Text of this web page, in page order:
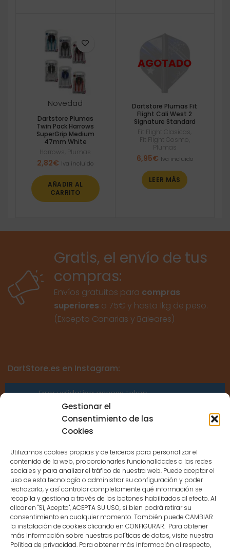
Gestionar el
Consentimiento de las
Cookies
Utilizamos cookies propias y de terceros para personalizar el
contenido de la web, proporcionarles funcionalidades a las redes
sociales y para analizar el tráfico de nuestra web. Puede aceptar el
uso de esta tecnología o administrar su configuración y poder
rechazarla, y así controlar completamente qué información se
recopila y gestiona a través de los botones habilitados al efecto. Al
clicar en "Sí, Acepto", ACEPTA SU USO, si bien podrá retirar su
consentimiento en cualquier momento. También puede CAMBIAR
la instalación de cookies clicando en CONFIGURAR. Para obtener
más información sobre nuestras políticas de datos, visite nuestra
Política de privacidad. Para obtener más información al respecto,
Novedad
Dartstore Plumas
Twin Pack Harrows
SuperGrip Medium
47mm White
Harrows Plumas
2,82€ Iva incluido
AÑADIR AL
CARRITO
Dartstore Plumas Fit
Flight Cali West 2
Signature Standard
Fit Flight Clasicas
Fit Flight Cosmo
Plumas
6,95€ Iva incluido
LEER MÁS
Gratis, el envío de tus
compras:
Envíos gratuitos para compras
superiores a 75€ y hasta 1kg de peso.
(Excepto Canarias y Baleares)
DartStore.es en Instagram:
Error validating access token:
Sessions for the user are not allowed
because the user is not a confirmed
CONTACTO
MENÚ PRINCIPAL